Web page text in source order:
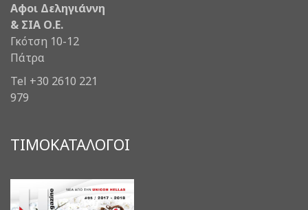
Αφοι Δεληγιάννη
& ΣΙΑ Ο.Ε.
Γκότση 10-12
Πάτρα
Tel +30 2610 221
979
ΤΙΜΟΚΑΤΑΛΟΓΟΙ